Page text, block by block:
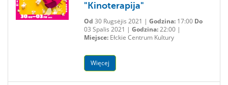
"Kinoterapija"
Od 30 Rugsėjis 2021 | Godzina:17:00 Do
03 Spalis 2021 | Godzina:22:00 |
Miejsce:Ełckie Centrum Kultury
Więcej